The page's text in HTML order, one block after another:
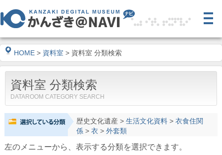
HOME > 資料室 > 資料室 分類検索
資料室 分類検索
DATAROOM CATEGORY SEARCH
歴史文化遺産> 生活文化資料> 衣食住関
係> 衣> 外套類
左のメニューから、表示する分類を選択できます。